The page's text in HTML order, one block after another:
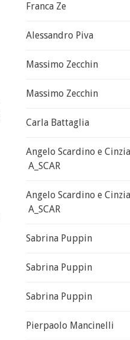
Franca Ze
Alessandro Piva
Massimo Zecchin
Massimo Zecchin
Carla Battaglia
Angelo Scardino e
A_SCAR
Angelo Scardino e
A_SCAR
Sabrina Puppin
Sabrina Puppin
Sabrina Puppin
Pierpaolo Mancinelli